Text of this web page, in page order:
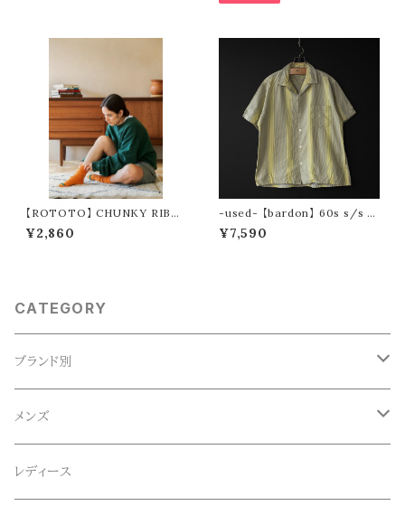
【ROTOTO】 CHUNKY RIBB
ED CREW SOCKS R1523
¥2,860
-used- 【bardon】 60s s/s m
ulti stripe open collar shirt
¥7,590
CATEGORY
ブランド別
ACE SNKR(エーススニーカー)
Anapau,Seaing,ANAPAU UG
メンズ
トップス
レディース